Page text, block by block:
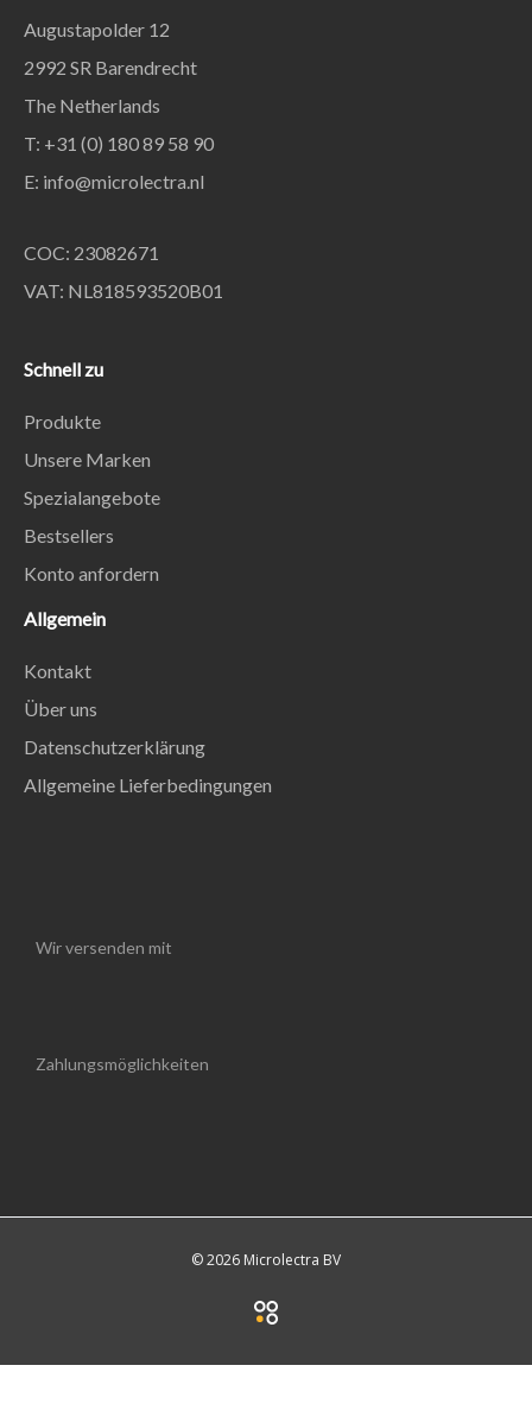
Augustapolder 12
2992 SR Barendrecht
The Netherlands
T: +31 (0) 180 89 58 90
E: info@microlectra.nl
COC: 23082671
VAT: NL818593520B01
Schnell zu
Produkte
Unsere Marken
Spezialangebote
Bestsellers
Konto anfordern
Allgemein
Kontakt
Über uns
Datenschutzerklärung
Allgemeine Lieferbedingungen
Wir versenden mit
Zahlungsmöglichkeiten
© 2026 Microlectra BV